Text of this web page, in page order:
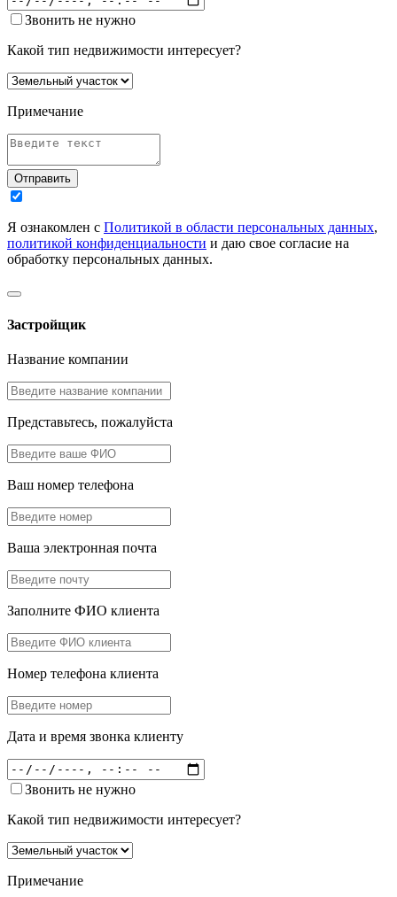
Звонить не нужно
Какой тип недвижимости интересует?
Примечание
Отправить
Я ознакомлен с Политикой в области персональных данных,
политикой конфиденциальности и даю свое согласие на
обработку персональных данных.
Застройщик
Название компании
Представьтесь, пожалуйста
Ваш номер телефона
Ваша электронная почта
Заполните ФИО клиента
Номер телефона клиента
Дата и время звонка клиенту
Звонить не нужно
Какой тип недвижимости интересует?
Примечание